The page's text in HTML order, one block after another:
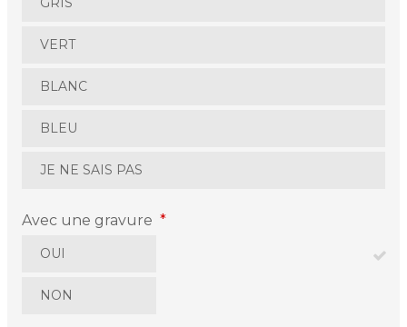
VERT
BLANC
BLEU
JE NE SAIS PAS
Avec une gravure*
OUI
NON